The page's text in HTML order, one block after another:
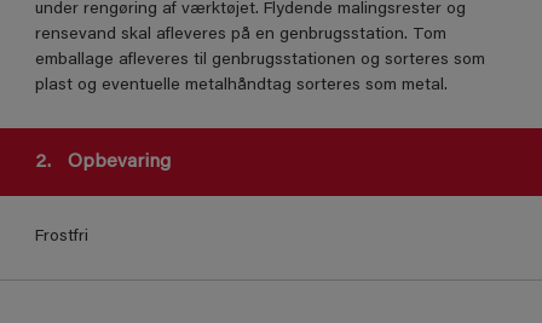
under rengøring af værktøjet. Flydende malingsrester og
rensevand skal afleveres på en genbrugsstation. Tom
emballage afleveres til genbrugsstationen og sorteres som
plast og eventuelle metalhåndtag sorteres som metal.
2. Opbevaring
Frostfri